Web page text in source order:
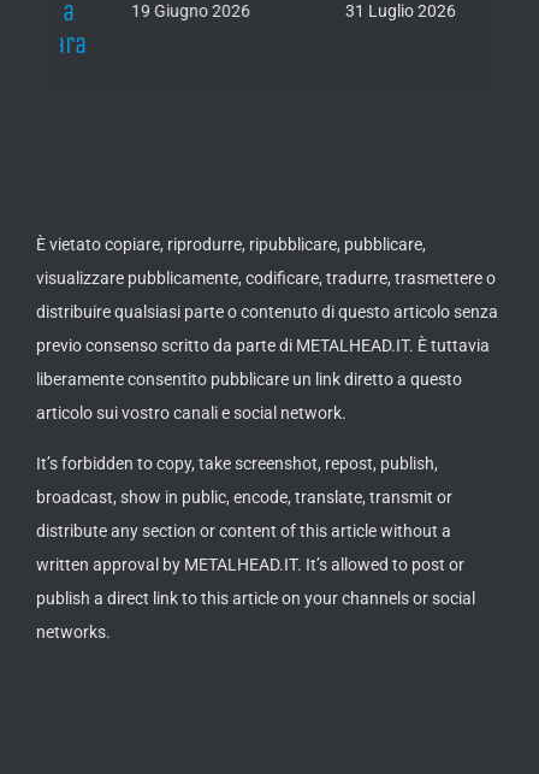
19 Giugno 2026 31 Luglio 2026
visualizzare pubblicamente, codificare, tradurre, trasmettere o
distribuire qualsiasi parte o contenuto di questo articolo senza
previo consenso scritto da parte di METALHEAD.IT. È tuttavia
liberamente consentito pubblicare un link diretto a questo
articolo sui vostro canali e social network.
It’s forbidden to copy, take screenshot, repost, publish,
broadcast, show in public, encode, translate, transmit or
distribute any section or content of this article without a
written approval by METALHEAD.IT. It’s allowed to post or
publish a direct link to this article on your channels or social
networks.